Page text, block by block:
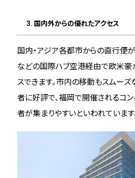
MICE事業者への啓発活動
地域マネジメント活動
福岡市のSDGｓ取組他参考リン
3. 国内外からの優れたアクセス
国内・アジア各都市からの直行便
などの国際ハブ空港経由で欧米豪
スできます。市内の移動もスムー
者に好評で、福岡で開催されるコ
者が集まりやすいといわれています